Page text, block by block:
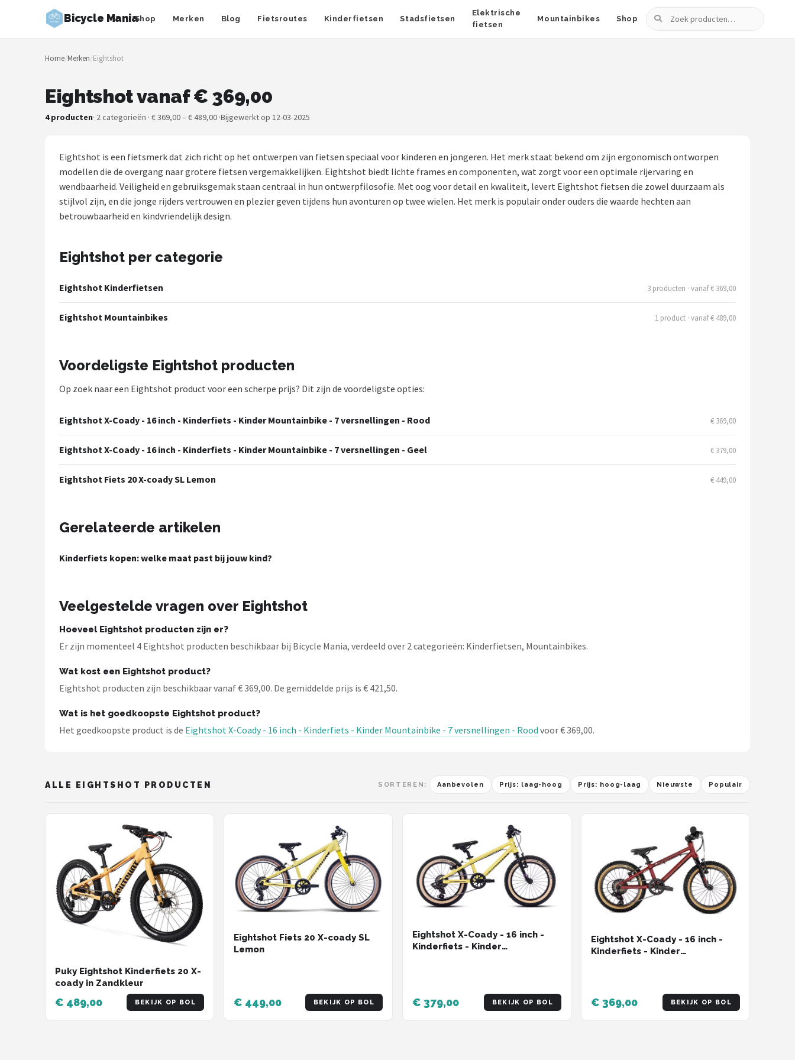
Bicycle ManiaShop Merken Blog Fietsroutes Kinderfietsen Stadsfietsen
Elektrische
fietsen
Mountainbikes Shop
Zoeken
Zoeken
NAVIGATIE
Merken
Fietsroutes
Kinderfietsen
Elektrische fietsen
Mountainbikes
New Looxs
Schwalbe
Voltano
Alle merken →
Home/Merken/Eightshot
Eightshot vanaf € 369,00
4 producten· 2 categorieën · € 369,00 – € 489,00 ·Bijgewerkt op 12-03-2025
Eightshot is een fietsmerk dat zich richt op het ontwerpen van fietsen speciaal voor kinderen en jongeren. Het merk staat bekend om zijn ergonomisch ontworpen
modellen die de overgang naar grotere fietsen vergemakkelijken. Eightshot biedt lichte frames en componenten, wat zorgt voor een optimale rijervaring en
wendbaarheid. Veiligheid en gebruiksgemak staan centraal in hun ontwerpfilosofie. Met oog voor detail en kwaliteit, levert Eightshot fietsen die zowel duurzaam als
stijlvol zijn, en die jonge rijders vertrouwen en plezier geven tijdens hun avonturen op twee wielen. Het merk is populair onder ouders die waarde hechten aan
betrouwbaarheid en kindvriendelijk design.
Eightshot per categorie
Eightshot Kinderfietsen 3 producten · vanaf € 369,00
Eightshot Mountainbikes 1 product · vanaf € 489,00
Voordeligste Eightshot producten
Op zoek naar een Eightshot product voor een scherpe prijs? Dit zijn de voordeligste opties:
Eightshot X-Coady - 16 inch - Kinderfiets - Kinder Mountainbike - 7 versnellingen - Rood € 369,00
Eightshot X-Coady - 16 inch - Kinderfiets - Kinder Mountainbike - 7 versnellingen - Geel € 379,00
Eightshot Fiets 20 X-coady SL Lemon € 449,00
Gerelateerde artikelen
Kinderfiets kopen: welke maat past bij jouw kind?
Veelgestelde vragen over Eightshot
Hoeveel Eightshot producten zijn er?
Er zijn momenteel 4 Eightshot producten beschikbaar bij Bicycle Mania, verdeeld over 2 categorieën: Kinderfietsen, Mountainbikes.
Wat kost een Eightshot product?
Eightshot producten zijn beschikbaar vanaf € 369,00. De gemiddelde prijs is € 421,50.
Wat is het goedkoopste Eightshot product?
Het goedkoopste product is de Eightshot X-Coady - 16 inch - Kinderfiets - Kinder Mountainbike - 7 versnellingen - Rood voor € 369,00.
ALLE EIGHTSHOT PRODUCTEN SORTEREN: Aanbevolen Prijs: laag-hoog Prijs: hoog-laag Nieuwste Populair
Puky Eightshot Kinderfiets 20 X-
coady in Zandkleur
€ 489,00 BEKIJK OP BOL
Eightshot Fiets 20 X-coady SL
Lemon
€ 449,00 BEKIJK OP BOL
Eightshot X-Coady - 16 inch -
Kinderfiets - Kinder
€ 379,00 BEKIJK OP BOL
Eightshot X-Coady - 16 inch -
Kinderfiets - Kinder
€ 369,00 BEKIJK OP BOL